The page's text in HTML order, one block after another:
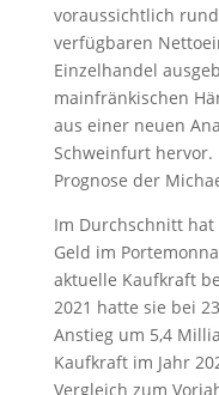
voraussichtlich
verfügbaren
Einzelhandel
mainfränkischen
aus einer neuen
Schweinfurt
Prognose der
Im Durchschnitt
Geld im
aktuelle Kaufkraft
2021 hatte sie bei
Anstieg um 5,4
Kaufkraft im Jahr
Vergleich zum